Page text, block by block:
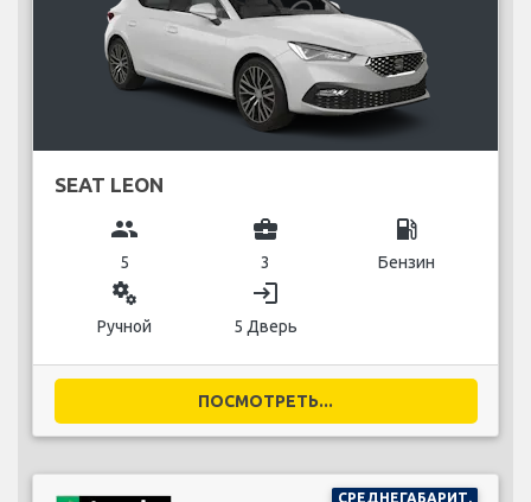
SEAT LEON
group
5
business_center
3
local_gas_station
Бензин
miscellaneous_services
Ручной
login
5 Дверь
ПОСМОТРЕТЬ...
СРЕДНЕГАБАРИТ.